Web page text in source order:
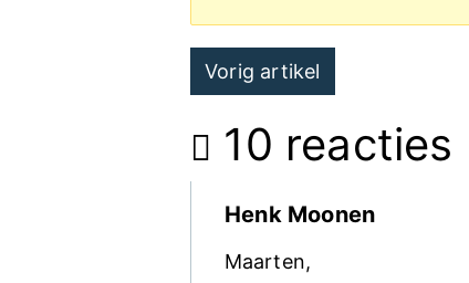
Post
navigation
Vorig artikel
10 reacties
Henk Moonen
Maarten,